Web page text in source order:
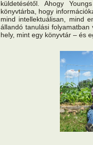
küldetésétől. Ahogy
könyvtárba, hogy
mind intellektuálisan, mind
állandó tanulási
hely, mint egy könyvtár – és